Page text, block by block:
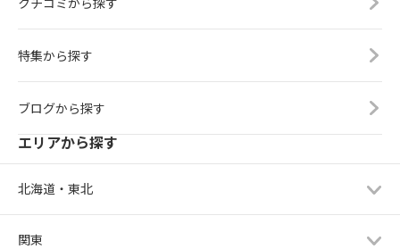
特集から探す
ブログから探す
エリアから探す
北海道・東北
関東